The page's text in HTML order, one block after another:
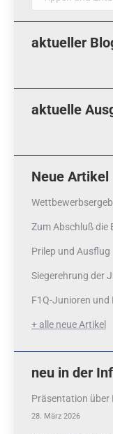
aktueller
aktuelle
Neue Artikel
Zum Abschluß die
Prilep und Ausflug
Siegerehrung der
F1Q-Junioren und
+ alle neue Artikel
neu in der
Präsentation über
28. März 2026